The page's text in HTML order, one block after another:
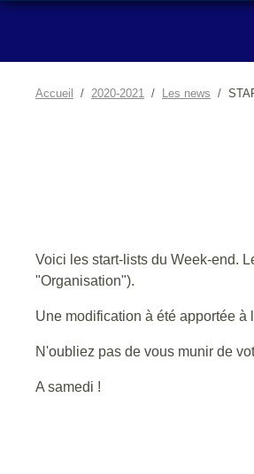
Accueil 2020-2021 Les news
Voici les start-lists du Week-end.
"Organisation").
Une modification à été apportée
N'oubliez pas de vous munir de
A samedi !